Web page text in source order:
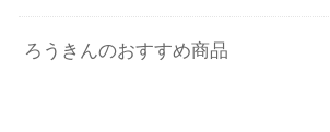
ろうきんのおすすめ商品